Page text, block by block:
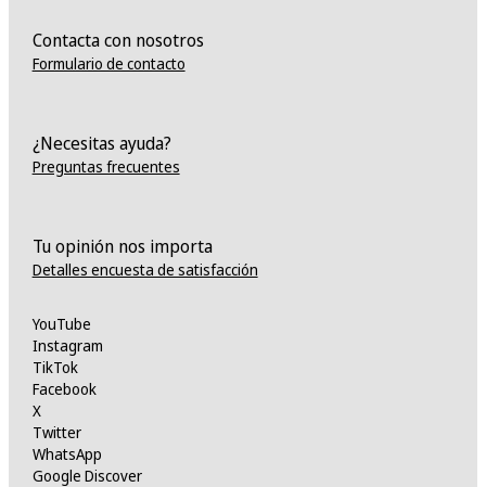
Contacta con nosotros
Formulario de contacto
¿Necesitas ayuda?
Preguntas frecuentes
Tu opinión nos importa
Detalles encuesta de satisfacción
YouTube
Instagram
TikTok
Facebook
X
Twitter
WhatsApp
Google Discover